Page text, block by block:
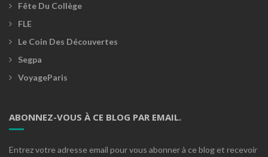
Fête Du Collège
FLE
Le Coin Des Découvertes
Segpa
VoyageParis
ABONNEZ-VOUS À CE BLOG PAR EMAIL.
Entrez votre adresse email pour vous abonner à ce blog et recevoir